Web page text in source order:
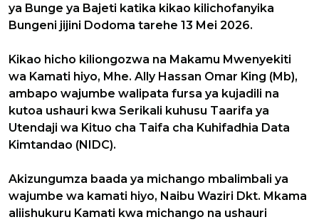
ya Bunge ya Bajeti katika kikao kilichofanyika
Bungeni jijini Dodoma tarehe 13 Mei 2026.
Kikao hicho kiliongozwa na Makamu Mwenyekiti
wa Kamati hiyo, Mhe. Ally Hassan Omar King (Mb),
ambapo wajumbe walipata fursa ya kujadili na
kutoa ushauri kwa Serikali kuhusu Taarifa ya
Utendaji wa Kituo cha Taifa cha Kuhifadhia Data
Kimtandao (NIDC).
Akizungumza baada ya michango mbalimbali ya
wajumbe wa kamati hiyo, Naibu Waziri Dkt. Mkama
aliishukuru Kamati kwa michango na ushauri